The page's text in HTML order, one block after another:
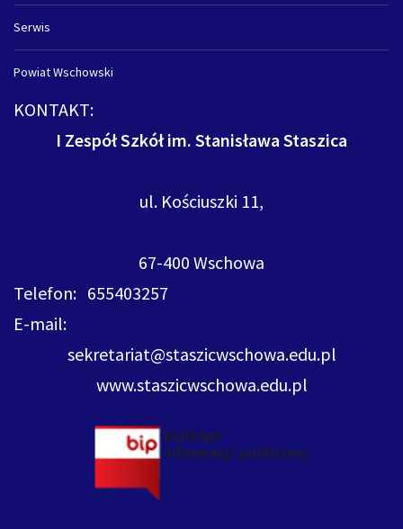
Serwis
Powiat Wschowski
KONTAKT:
I Zespół Szkół im. Stanisława Staszica
ul. Kościuszki 11,
67-400 Wschowa
Telefon: 655403257
E-mail:
sekretariat@staszicwschowa.edu.pl
www.staszicwschowa.edu.pl